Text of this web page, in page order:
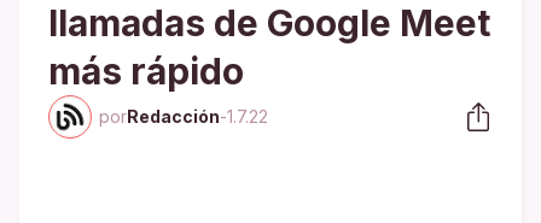
llamadas de Google Meet
más rápido
porRedacción-1.7.22